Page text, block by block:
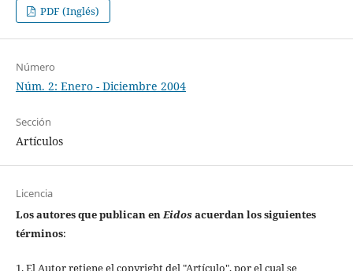
PDF (Inglés)
Número
Núm. 2: Enero - Diciembre 2004
Sección
Artículos
Licencia
Los autores que publican enEidosacuerdan los siguientes
términos:
1. El Autor retiene el copyright del "Artículo", por el cual se